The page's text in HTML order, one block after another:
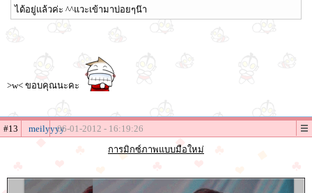
ได้อยู่แล้วค่ะ ^^แวะเข้ามาบ่อยๆน๊า
>w< ขอบคุณนะคะ
#13 meilyyyy06-01-2012 - 16:19:26
การมิกซ์ภาพแบบมือใหม่